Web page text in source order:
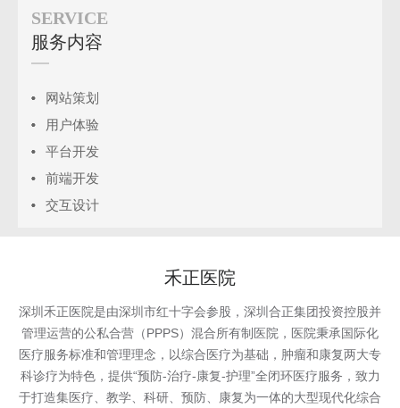
SERVICE
服务内容
网站策划
用户体验
平台开发
前端开发
交互设计
禾正医院
深圳禾正医院是由深圳市红十字会参股，深圳合正集团投资控股并
管理运营的公私合营（PPPS）混合所有制医院，医院秉承国际化
医疗服务标准和管理理念，以综合医疗为基础，肿瘤和康复两大专
科诊疗为特色，提供“预防-治疗-康复-护理”全闭环医疗服务，致力
于打造集医疗、教学、科研、预防、康复为一体的大型现代化综合